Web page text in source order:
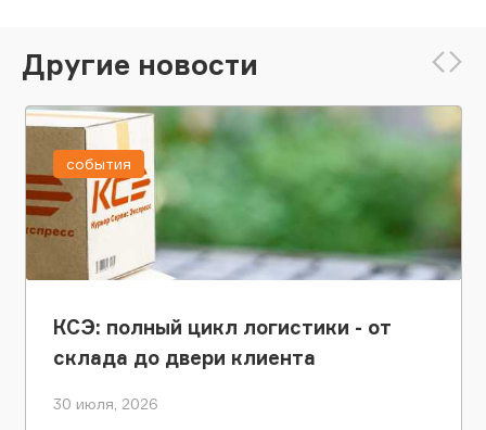
Другие новости
КСЭ: полный цикл логистики - от
склада до двери клиента
30 июля, 2026
события